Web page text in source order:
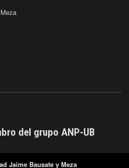
del grupo ANP-UB
Jaime Bausate y Meza